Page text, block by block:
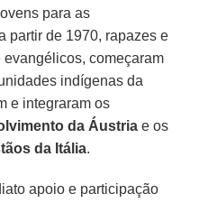
para as
partir de 1970, rapazes e
começaram
indígenas da
e integraram os
da Áustria e os
da Itália.
apoio e participação